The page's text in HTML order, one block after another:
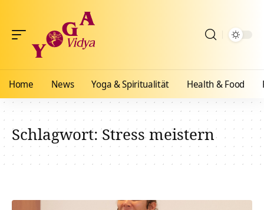
Home News Yoga & Spiritualität Health & Food
Schlagwort:Stress meistern